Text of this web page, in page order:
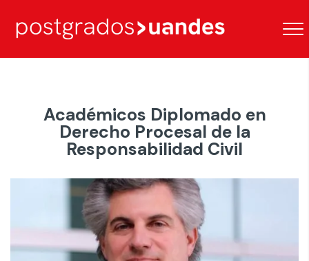
Académicos Diplomado en
Derecho Procesal de la
Responsabilidad Civil